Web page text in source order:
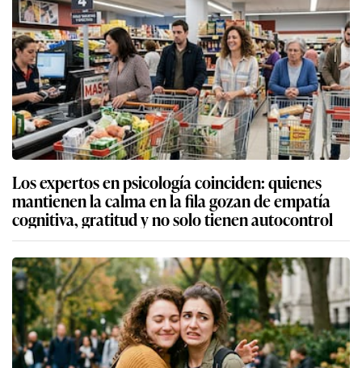
Los expertos en psicología coinciden: quienes
mantienen la calma en la fila gozan de empatía
cognitiva, gratitud y no solo tienen autocontrol